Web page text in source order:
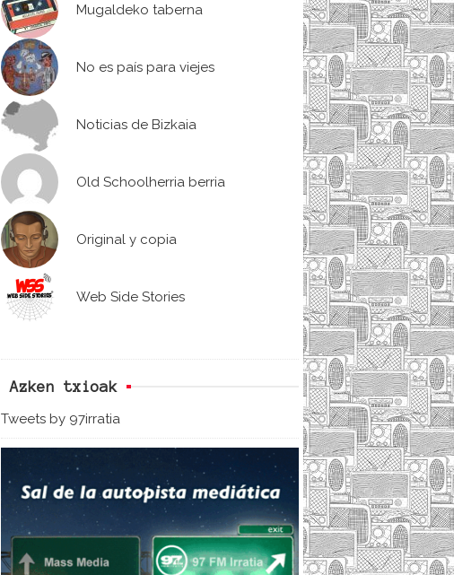
Mugaldeko taberna
No es país para viejes
Noticias de Bizkaia
Old Schoolherria berria
Original y copia
Web Side Stories
Azken txioak
Tweets by 97irratia